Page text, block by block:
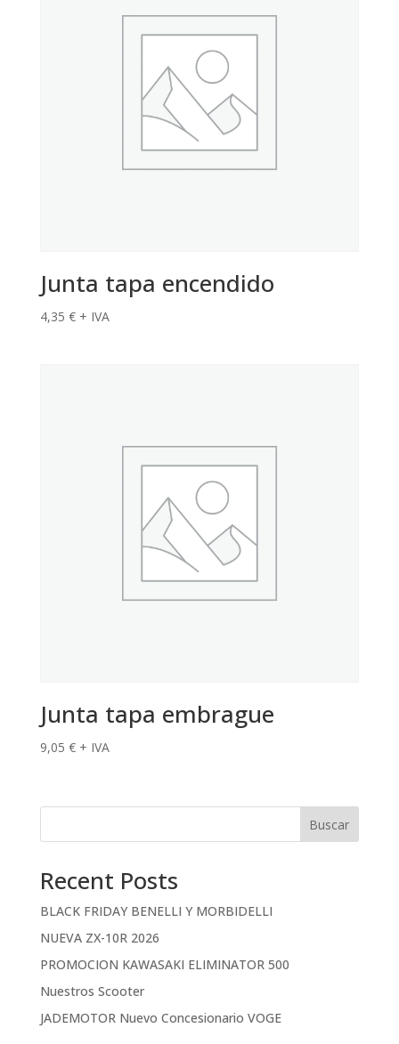
Junta tapa encendido
4,35 € + IVA
Junta tapa embrague
9,05 € + IVA
Buscar
Recent Posts
BLACK FRIDAY BENELLI Y MORBIDELLI
NUEVA ZX-10R 2026
PROMOCION KAWASAKI ELIMINATOR 500
Nuestros Scooter
JADEMOTOR Nuevo Concesionario VOGE